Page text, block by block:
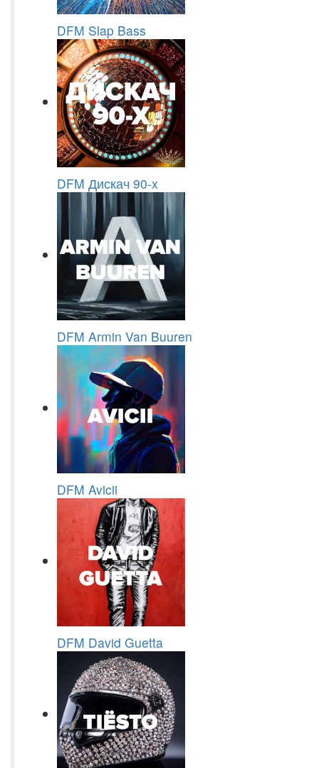
DFM Slap Bass
DFM Дискач 90-x
DFM Armin Van Buuren
DFM Avicii
DFM David Guetta